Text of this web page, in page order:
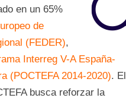
en un 65%
de
(FEDER),
Interreg V-A España-
(POCTEFA 2014-2020). El
busca reforzar la